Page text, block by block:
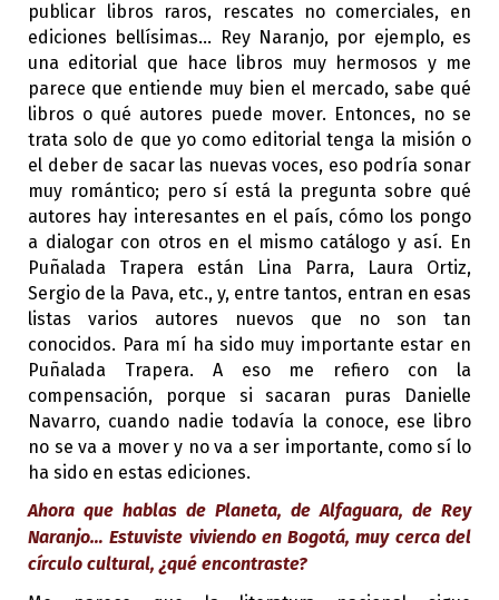
publicar libros raros, rescates no comerciales, en
ediciones bellísimas... Rey Naranjo, por ejemplo, es
una editorial que hace libros muy hermosos y me
parece que entiende muy bien el mercado, sabe qué
libros o qué autores puede mover. Entonces, no se
trata solo de que yo como editorial tenga la misión o
el deber de sacar las nuevas voces, eso podría sonar
muy romántico; pero sí está la pregunta sobre qué
autores hay interesantes en el país, cómo los pongo
a dialogar con otros en el mismo catálogo y así. En
Puñalada Trapera están Lina Parra, Laura Ortiz,
Sergio de la Pava, etc., y, entre tantos, entran en esas
listas varios autores nuevos que no son tan
conocidos. Para mí ha sido muy importante estar en
Puñalada Trapera. A eso me refiero con la
compensación, porque si sacaran puras Danielle
Navarro, cuando nadie todavía la conoce, ese libro
no se va a mover y no va a ser importante, como sí lo
ha sido en estas ediciones.
Ahora que hablas de Planeta, de Alfaguara, de Rey
Naranjo… Estuviste viviendo en Bogotá, muy cerca del
círculo cultural, ¿qué encontraste?